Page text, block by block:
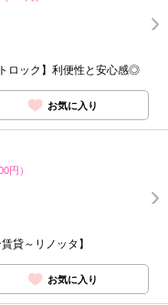
ロック】利便性と安心感◎
お気に入り
円）
貸～リノッタ】
お気に入り